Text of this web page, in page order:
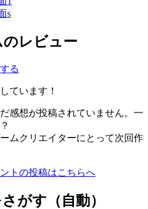
レビュー
る
ています！
感想が投稿されていません。一
ムクリエイターにとって次回作
トの投稿はこちらへ
がす（自動）